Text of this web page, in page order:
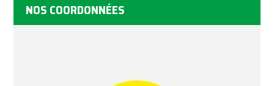
NOS COORDONNÉES